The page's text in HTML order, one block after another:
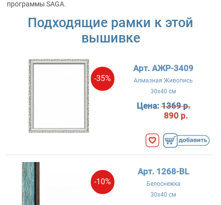
программы SAGA.
Подходящие рамки к этой
вышивке
-35%
Арт. АЖР-3409
Алмазная Живопись
30x40 см
Цена:1369 р.
890 р.
-10%
Арт. 1268-BL
Белоснежка
30x40 см